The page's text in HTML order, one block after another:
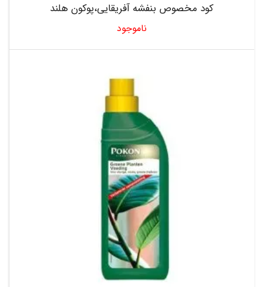
کود مخصوص بنفشه آفریقایی،پوکون هلند
ناموجود